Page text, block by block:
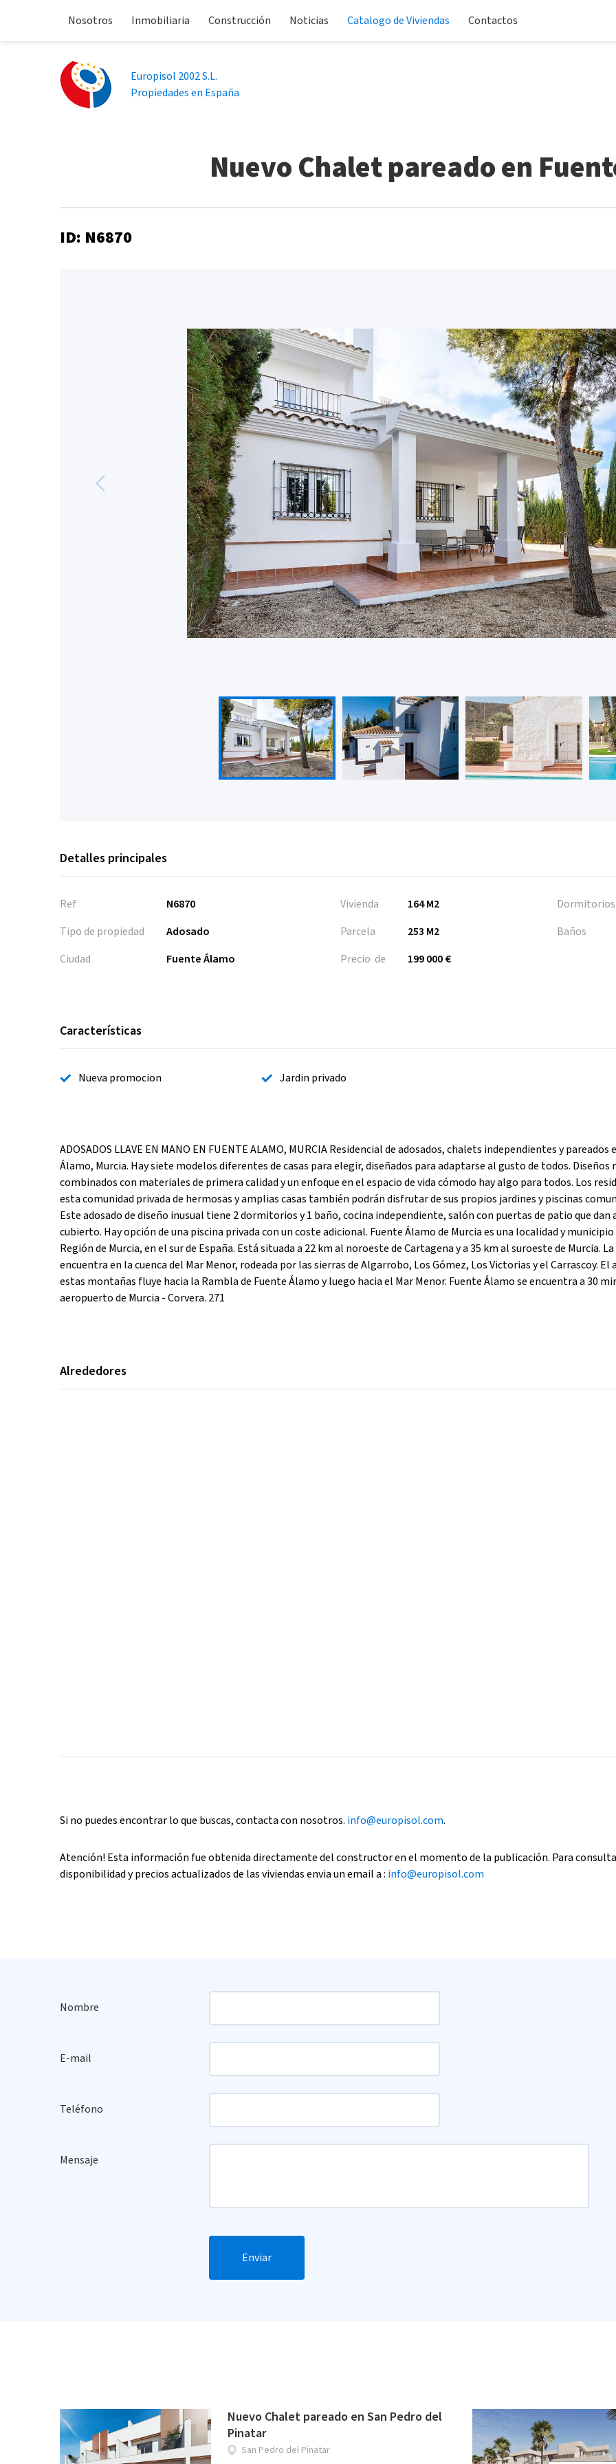
Nosotros Inmobiliaria Construcción Noticias Catalogo de Viviendas Contactos
Europisol 2002 S.L.
Propiedades en España
Nuevo Chalet pareado en
ID: N6870
Detalles principales
Ref
N6870
Tipo de propiedad
Adosado
Ciudad
Fuente Álamo
Vivienda
164 M2
Parcela
253 M2
Precio de
199 000 €
Dormitorios
Baños
Características
Nueva promocion Jardin privado
ADOSADOS LLAVE EN MANO EN FUENTE ALAMO, MURCIA Residencial de adosados, chalets independientes y pareados
Álamo, Murcia. Hay siete modelos diferentes de casas para elegir, diseñados para adaptarse al gusto de todos. Diseños
combinados con materiales de primera calidad y un enfoque en el espacio de vida cómodo hay algo para todos. Los
esta comunidad privada de hermosas y amplias casas también podrán disfrutar de sus propios jardines y piscinas
Este adosado de diseño inusual tiene 2 dormitorios y 1 baño, cocina independiente, salón con puertas de patio que dan
cubierto. Hay opción de una piscina privada con un coste adicional. Fuente Álamo de Murcia es una localidad y municipio
Región de Murcia, en el sur de España. Está situada a 22 km al noroeste de Cartagena y a 35 km al suroeste de Murcia. La
encuentra en la cuenca del Mar Menor, rodeada por las sierras de Algarrobo, Los Gómez, Los Victorias y el Carrascoy. El
estas montañas fluye hacia la Rambla de Fuente Álamo y luego hacia el Mar Menor. Fuente Álamo se encuentra a 30
aeropuerto de Murcia - Corvera. 271
Alrededores
Si no puedes encontrar lo que buscas, contacta con nosotros. info@europisol.com.
Atención! Esta información fue obtenida directamente del constructor en el momento de la publicación. Para
disponibilidad y precios actualizados de las viviendas envia un email a : info@europisol.com
Nombre
E-mail
Teléfono
Mensaje
Enviar
Nuevo Chalet pareado en San Pedro del
Pinatar
San Pedro del Pinatar